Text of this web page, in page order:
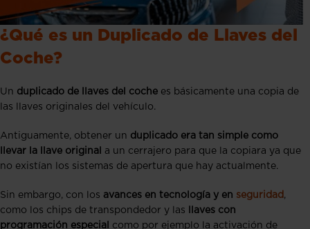
¿Qué es un Duplicado de Llaves del
Coche?
Un duplicado de llaves del coche es básicamente una copia de
las llaves originales del vehículo.
Antiguamente, obtener un duplicado era tan simple como
llevar la llave original
a un cerrajero para que la copiara ya que
no existían los sistemas de apertura que hay actualmente.
Sin embargo, con los avances en tecnología y en seguridad ,
como los chips de transpondedor y las
llaves con
programación especial
como por ejemplo la activación de